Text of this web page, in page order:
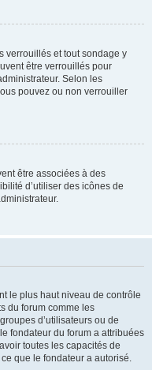
verrouillés et tout sondage y
être verrouillés pour
Selon les
pouvez ou non verrouiller
être associées à des
d’utiliser des icônes de
le plus haut niveau de contrôle
du forum comme les
d’utilisateurs ou de
fondateur du forum a attribuées
toutes les capacités de
que le fondateur a autorisé.